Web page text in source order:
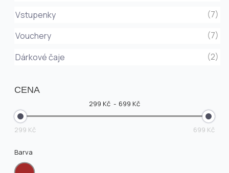
Vstupenky
(7)
Vouchery
(7)
Dárkové čaje
(2)
CENA
299 Kč 699 Kč
299 Kč 699 Kč
Barva